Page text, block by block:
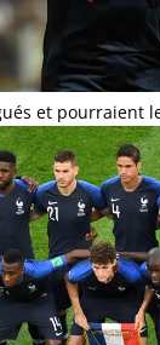
et pourraient